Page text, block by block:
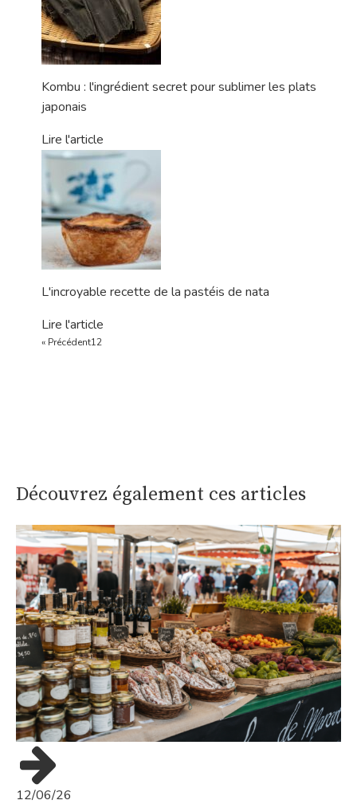
Kombu : l'ingrédient secret pour sublimer les plats
japonais
Lire l'article
L'incroyable recette de la pastéis de nata
Lire l'article
« Précédent12
Découvrez également ces articles
12/06/26